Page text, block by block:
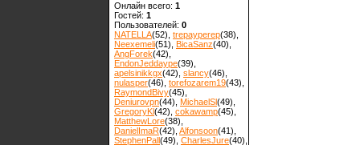
Онлайн всего: 1
Гостей: 1
Пользователей: 0
NATELLA(52) trepayperep(38)
Neexemeli(51) BicaSanz(40)
AngForek(42)
EndonJeddaype(39)
apelsinikkgx(42) slancy(46)
nulasper(46) torefozarem19(43)
RaymondBivy(45)
Deniurovpn(44) MichaelSl(49)
GregoryKl(42) cokawamp(45)
MatthewLore(38)
DanielImaR(42) Alfonsoon(41)
StephenPall(49) CharlesJure(40)